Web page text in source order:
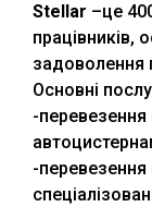
Stellar –це
працівників,
задоволення
Основні
-перевезення
-перевезення